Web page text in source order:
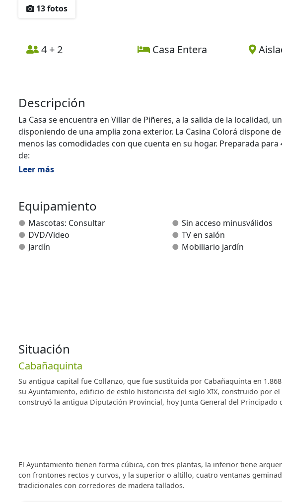
13 fotos
4 + 2 Casa Entera
Descripción
La Casa se encuentra en Villar de Piñeres, a la salida de la localidad,
disponiendo de una amplia zona exterior. La Casina Colorá dispone
menos las comodidades con que cuenta en su hogar. Preparada
de:
- una gran cocina totalmente equipada con lavavajillas, vitrocerámica,
- un dormitorio con una cama de matrimonio
- un dormitorio con dos camas individuales
- cuna disponible
- un cuarto de baño
Leer más
Equipamiento
Mascotas: Consultar Sin acceso minusválidos
DVD/Video
TV en salón
Jardín
Mobiliario jardín
Situación
Cabañaquinta
Su antigua capital fue Collanzo, que fue sustituida por Cabañaquinta en
su Ayuntamiento, edificio de estilo historicista del siglo XIX, construido por
construyó la antigua Diputación Provincial, hoy Junta General del Principado
El Ayuntamiento tienen forma cúbica, con tres plantas, la inferior tiene
con frontones rectos y curvos, y la superior o altillo, cuatro ventanas
tradicionales con corredores de madera tallados.